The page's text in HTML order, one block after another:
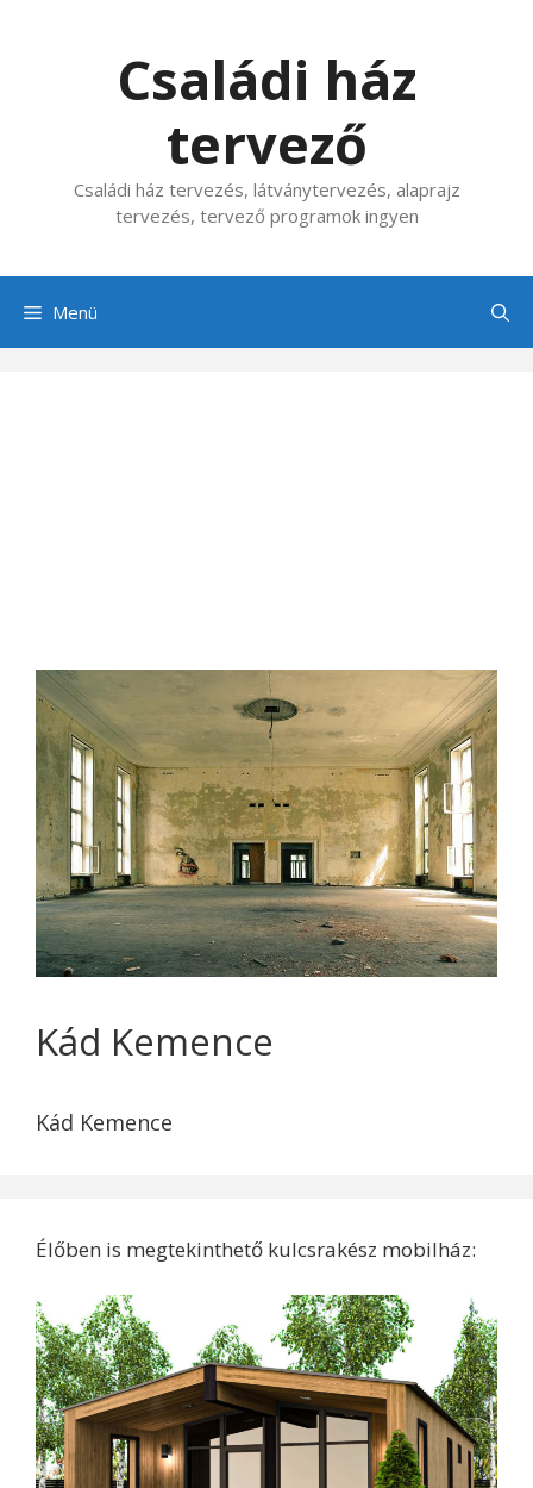
Családi ház
tervező
Családi ház tervezés, látványtervezés, alaprajz
tervezés, tervező programok ingyen
Menü
Kád Kemence
Kád Kemence
Élőben is megtekinthető kulcsrakész mobilház: